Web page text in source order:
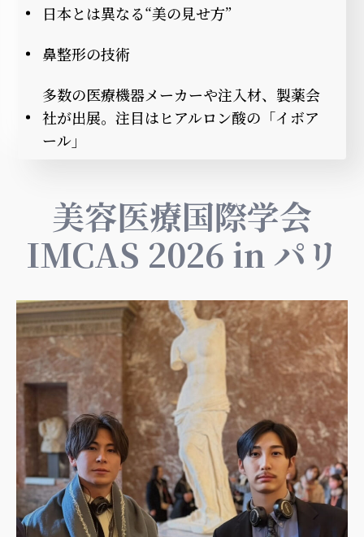
日本とは異なる“美の見せ方”
鼻整形の技術
多数の医療機器メーカーや注入材、製薬会
社が出展。注目はヒアルロン酸の「イボア
ール」
美容医療国際学会
IMCAS 2026 in パリ